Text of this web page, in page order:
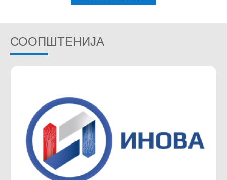
СООПШТЕНИЈА